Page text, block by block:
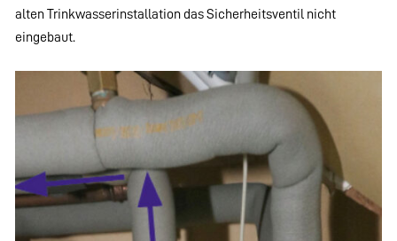
alten Trinkwasserinstallation das Sicherheitsventil nicht
eingebaut.